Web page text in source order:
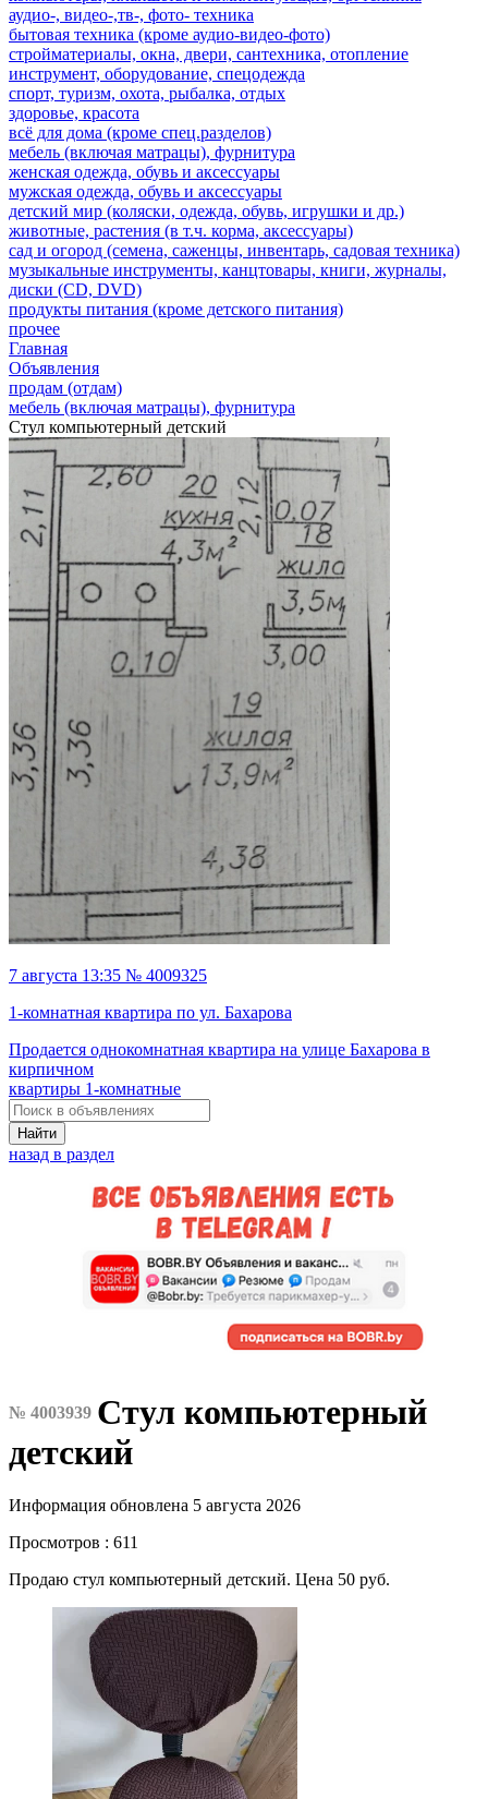
аудио-, видео-,тв-, фото- техника
бытовая техника (кроме аудио-видео-фото)
стройматериалы, окна, двери, сантехника, отопление
инструмент, оборудование, спецодежда
спорт, туризм, охота, рыбалка, отдых
здоровье, красота
всё для дома (кроме спец.разделов)
мебель (включая матрацы), фурнитура
женская одежда, обувь и аксессуары
мужская одежда, обувь и аксессуары
детский мир (коляски, одежда, обувь, игрушки и др.)
животные, растения (в т.ч. корма, аксессуары)
сад и огород (семена, саженцы, инвентарь, садовая техника)
музыкальные инструменты, канцтовары, книги, журналы,
диски (CD, DVD)
продукты питания (кроме детского питания)
прочее
Главная
Объявления
продам (отдам)
мебель (включая матрацы), фурнитура
Стул компьютерный детский
7 августа 13:35 № 4009325
1-комнатная квартира по ул. Бахарова
Продается однокомнатная квартира на улице Бахарова в
кирпичном
квартиры 1-комнатные
Найти
назад в раздел
№ 4003939 Стул компьютерный
детский
Информация обновлена 5 августа 2026
Просмотров : 611
Продаю стул компьютерный детский. Цена 50 руб.